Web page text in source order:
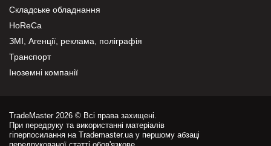
Складське обладнання
HoReCa
ЗМІ, Агенції, реклама, поліграфія
Транспорт
Іноземні компанії
TradeMaster 2026 © Всі права захищені.
При передруку та використанні матеріалів
гіперпосилання на Trademaster.ua у першому абзаці